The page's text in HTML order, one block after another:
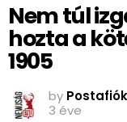
Nem túl
hozta a
1905
by Postafiók
3 éve